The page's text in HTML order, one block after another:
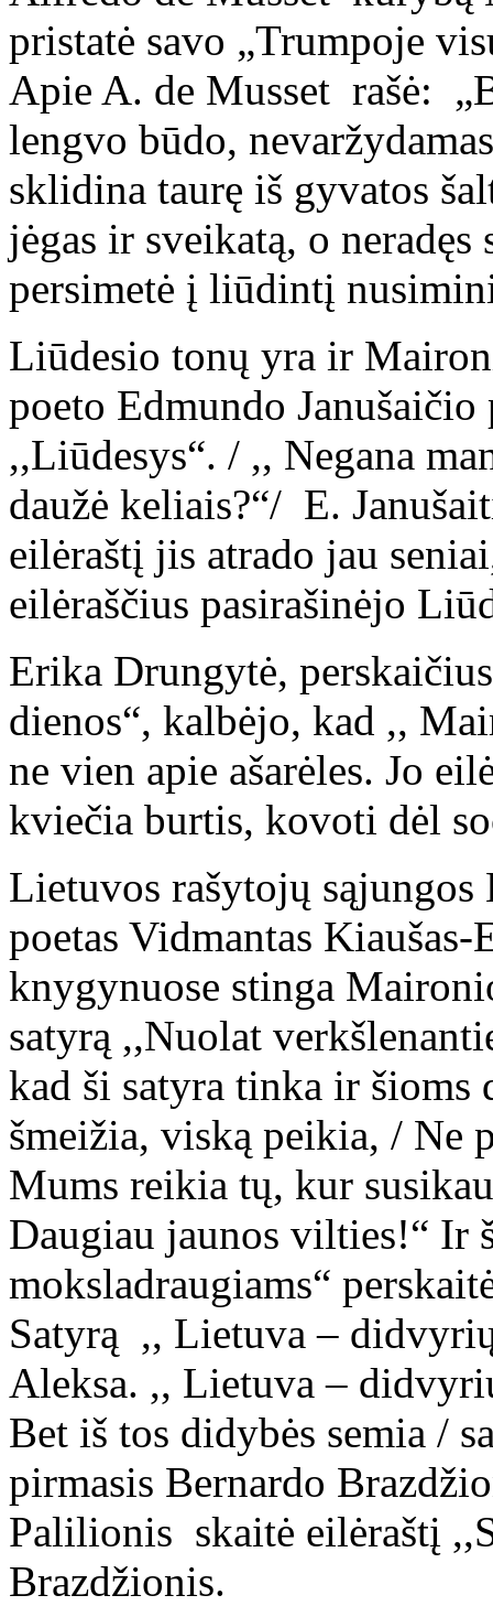
pristatė savo „Trumpoje
Apie A. de Musset rašė:
lengvo būdo,
sklidina taurę iš gyvatos
jėgas ir sveikatą, o
persimetė į liūdintį
Liūdesio tonų yra ir
poeto Edmundo
,,Liūdesys“. / ,, Negana
daužė keliais?“/ E.
eilėraštį jis atrado jau
eilėraščius pasirašinėjo
Erika Drungytė,
dienos“, kalbėjo, kad ,,
ne vien apie ašarėles. Jo
kviečia burtis, kovoti dėl
Lietuvos rašytojų
poetas Vidmantas
knygynuose stinga
satyrą ,,Nuolat
kad ši satyra tinka ir
šmeižia, viską peikia, / Ne
Mums reikia tų, kur
Daugiau jaunos vilties!“ Ir
moksladraugiams“
Satyrą ,, Lietuva – didvyrių
Aleksa. ,, Lietuva –
Bet iš tos didybės semia /
pirmasis Bernardo
Palilionis skaitė eilėraštį
Brazdžionis.